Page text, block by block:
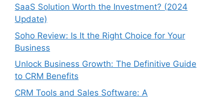
SaaS Solution Worth the Investment? (2024
Update)
Soho Review: Is It the Right Choice for Your
Business
Unlock Business Growth: The Definitive Guide
to CRM Benefits
CRM Tools and Sales Software: A